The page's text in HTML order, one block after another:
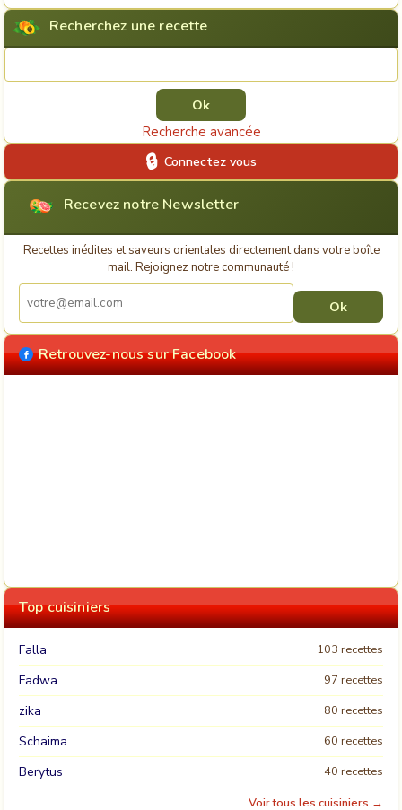
Recherchez une recette
Recherche avancée
Connectez vous
Recevez notre Newsletter
Recettes inédites et saveurs orientales directement dans votre boîte
mail. Rejoignez notre communauté !
Retrouvez-nous sur Facebook
Top cuisiniers
Falla 103 recettes
Fadwa 97 recettes
zika 80 recettes
Schaima 60 recettes
Berytus
40 recettes
Voir tous les cuisiniers →